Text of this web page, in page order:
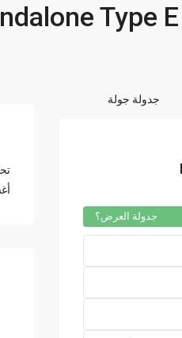
Type E
جدولة جولة
جدولة العرض؟